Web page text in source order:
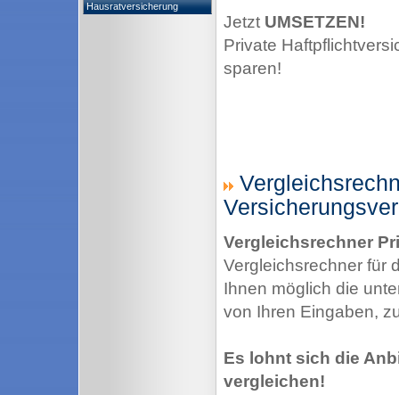
Hausratversicherung
Jetzt UMSETZEN!
Private
sparen!
Vergleichsrechner
Vergleichsrechner für
Ihnen möglich die
von Ihren Eingaben,
Es lohnt sich die
vergleichen!